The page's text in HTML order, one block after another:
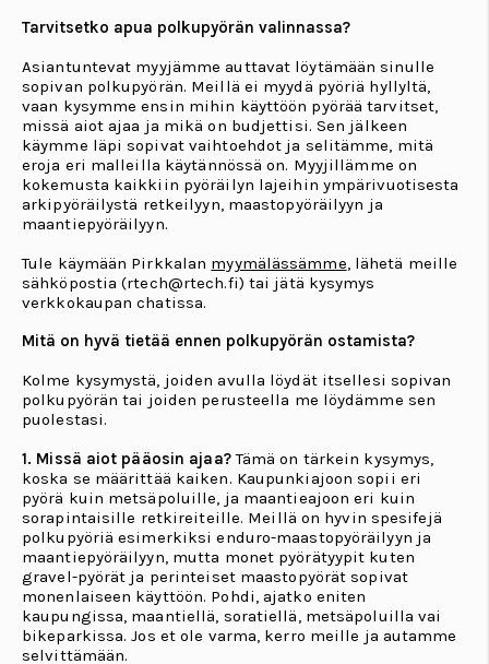
Tarvitsetko apua polkupyörän valinnassa?
Asiantuntevat myyjämme auttavat löytämään sinulle
sopivan polkupyörän. Meillä ei myydä pyöriä hyllyltä,
vaan kysymme ensin mihin käyttöön pyörää tarvitset,
missä aiot ajaa ja mikä on budjettisi. Sen jälkeen
käymme läpi sopivat vaihtoehdot ja selitämme, mitä
eroja eri malleilla käytännössä on. Myyjillämme on
kokemusta kaikkiin pyöräilyn lajeihin ympärivuotisesta
arkipyöräilystä retkeilyyn, maastopyöräilyyn ja
maantiepyöräilyyn.
Tule käymään Pirkkalan myymälässämme, lähetä meille
sähköpostia (rtech@rtech.fi) tai jätä kysymys
verkkokaupan chatissa.
Mitä on hyvä tietää ennen polkupyörän ostamista?
Kolme kysymystä, joiden avulla löydät itsellesi sopivan
polkupyörän tai joiden perusteella me löydämme sen
puolestasi.
1. Missä aiot pääosin ajaa?Tämä on tärkein kysymys,
koska se määrittää kaiken. Kaupunkiajoon sopii eri
pyörä kuin metsäpoluille, ja maantieajoon eri kuin
sorapintaisille retkireiteille. Meillä on hyvin spesifejä
polkupyöriä esimerkiksi enduro-maastopyöräilyyn ja
maantiepyöräilyyn, mutta monet pyörätyypit kuten
gravel-pyörät ja perinteiset maastopyörät sopivat
monenlaiseen käyttöön. Pohdi, ajatko eniten
kaupungissa, maantiellä, soratiellä, metsäpoluilla vai
bikeparkissa. Jos et ole varma, kerro meille ja autamme
selvittämään.